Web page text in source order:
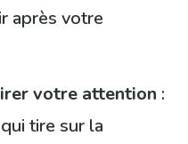
après votre
votre attention :
tire sur la